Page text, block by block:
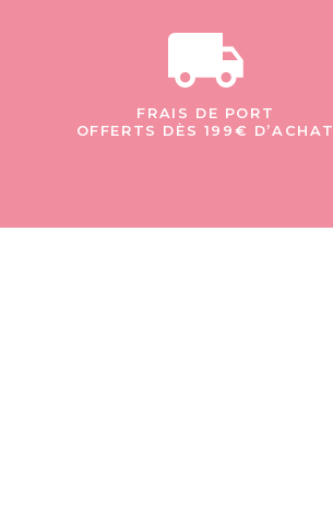
FRAIS DE PORT
OFFERTS DÈS 199€ D’ACHAT